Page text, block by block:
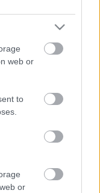
web or
to
or
kárpátaljai
és kulturális
számára
–
elnökkel